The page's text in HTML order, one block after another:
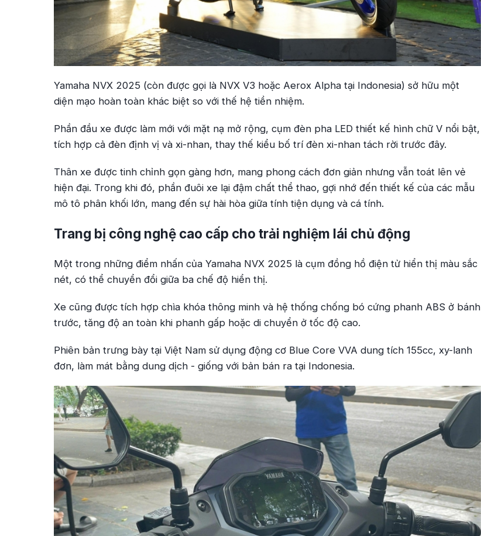
Yamaha NVX 2025 (còn được gọi là NVX V3 hoặc Aerox Alpha tại Indonesia) sở hữu một
diện mạo hoàn toàn khác biệt so với thế hệ tiền nhiệm.
Phần đầu xe được làm mới với mặt nạ mở rộng, cụm đèn pha LED thiết kế hình chữ V nổi bật,
tích hợp cả đèn định vị và xi-nhan, thay thế kiểu bố trí đèn xi-nhan tách rời trước đây.
Thân xe được tinh chỉnh gọn gàng hơn, mang phong cách đơn giản nhưng vẫn toát lên vẻ
hiện đại. Trong khi đó, phần đuôi xe lại đậm chất thể thao, gợi nhớ đến thiết kế của các mẫu
mô tô phân khối lớn, mang đến sự hài hòa giữa tính tiện dụng và cá tính.
Trang bị công nghệ cao cấp cho trải nghiệm lái chủ động
Một trong những điểm nhấn của Yamaha NVX 2025 là cụm đồng hồ điện tử hiển thị màu sắc
nét, có thể chuyển đổi giữa ba chế độ hiển thị.
Xe cũng được tích hợp chìa khóa thông minh và hệ thống chống bó cứng phanh ABS ở bánh
trước, tăng độ an toàn khi phanh gấp hoặc di chuyển ở tốc độ cao.
Phiên bản trưng bày tại Việt Nam sử dụng động cơ Blue Core VVA dung tích 155cc, xy-lanh
đơn, làm mát bằng dung dịch - giống với bản bán ra tại Indonesia.